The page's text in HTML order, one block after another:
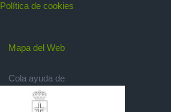
Política de cookies
Mapa del Web
Cola ayuda de